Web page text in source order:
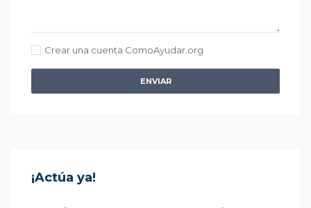
Crear una cuenta ComoAyudar.org
ENVIAR
¡Actúa ya!